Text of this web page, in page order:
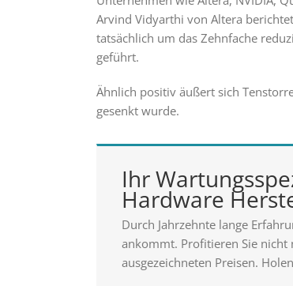
Arvind Vidyarthi von Altera
tatsächlich um das Zehnfache
geführt.
Ähnlich positiv äußert sich
gesenkt wurde.
Ihr
Hardware
Durch Jahrzehnte lange
ankommt. Profitieren Sie nicht
ausgezeichneten Preisen.